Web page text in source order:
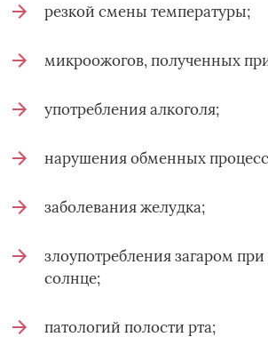
резкой смены температуры;
микроожогов, полученных
употребления алкоголя;
нарушения обменных
заболевания желудка;
злоупотребления загаром
солнце;
патологий полости рта;